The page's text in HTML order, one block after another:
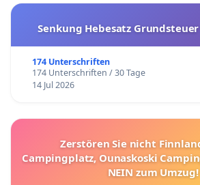
Senkung Hebesatz
174 Unterschriften
174 Unterschriften / 30 Tage
14 Jul 2026
Zerstören Sie nicht
Campingplatz, Ounaskoski
NEIN zum Umzug!